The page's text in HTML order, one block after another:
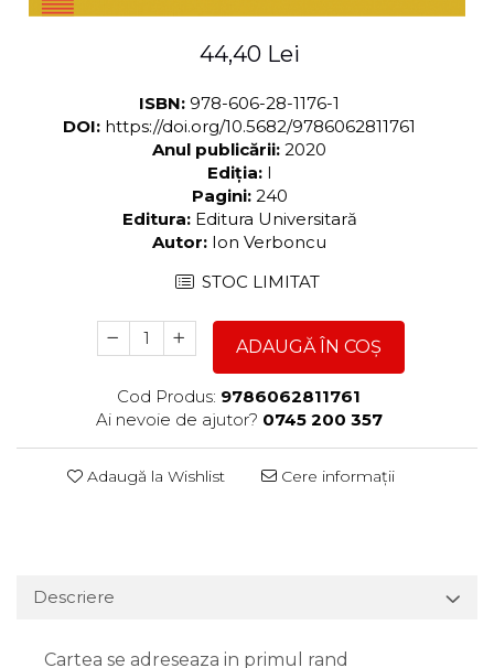
44,40 Lei
ISBN: 978-606-28-1176-1
DOI: https://doi.org/10.5682/9786062811761
Anul publicării: 2020
Ediția: I
Pagini: 240
Editura: Editura Universitară
Autor: Ion Verboncu
STOC LIMITAT
ADAUGĂ ÎN COȘ
Cod Produs: 9786062811761
Ai nevoie de ajutor? 0745 200 357
Adaugă la Wishlist Cere informații
Descriere
Cartea se adreseaza in primul rand